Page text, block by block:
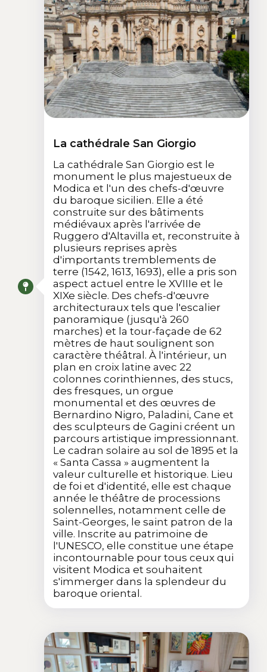
La cathédrale San Giorgio
La cathédrale San Giorgio est le
monument le plus majestueux de
Modica et l'un des chefs-d'œuvre
du baroque sicilien. Elle a été
construite sur des bâtiments
médiévaux après l'arrivée de
Ruggero d'Altavilla et, reconstruite à
plusieurs reprises après
d'importants tremblements de
terre (1542, 1613, 1693), elle a pris son
aspect actuel entre le XVIIIe et le
XIXe siècle. Des chefs-d'œuvre
architecturaux tels que l'escalier
panoramique (jusqu'à 260
marches) et la tour-façade de 62
mètres de haut soulignent son
caractère théâtral. À l'intérieur, un
plan en croix latine avec 22
colonnes corinthiennes, des stucs,
des fresques, un orgue
monumental et des œuvres de
Bernardino Nigro, Paladini, Cane et
des sculpteurs de Gagini créent un
parcours artistique impressionnant.
Le cadran solaire au sol de 1895 et la
« Santa Cassa » augmentent la
valeur culturelle et historique. Lieu
de foi et d'identité, elle est chaque
année le théâtre de processions
solennelles, notamment celle de
Saint-Georges, le saint patron de la
ville. Inscrite au patrimoine de
l'UNESCO, elle constitue une étape
incontournable pour tous ceux qui
visitent Modica et souhaitent
s'immerger dans la splendeur du
baroque oriental.